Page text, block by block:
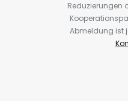
Reduzierungen
Abmeldung ist